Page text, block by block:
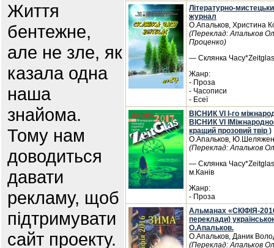
Життя
бентежне,
але не зле, як
казала одна
наша
знайома.
Тому нам
доводиться
давати
рекламу, щоб
підтримувати
сайт проекту.
Літературно-
журнал
О.Апальков, Христина
(Переклад: Апальков
Проценко)
— Склянка
Жанр:
- Проза
- Часописи
- Есеї
ВІСНИК VI I-го
ВІСНИК VI
кращий прозовий твір )
О.Апальков,
(Переклад: Апальков
— Склянка
м.Канів
Жанр:
- Проза
Альманах «СКІФІЯ-
переклади)
О.Апальков.
О.Апальков, Даник
(Переклад: Апальков